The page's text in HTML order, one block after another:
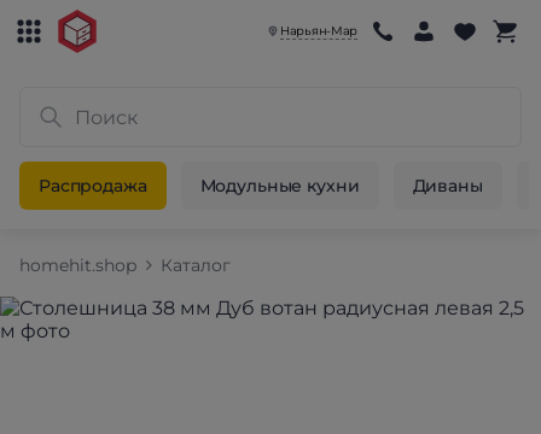
Нарьян-Мар
Распродажа Модульные кухни Диваны
homehit.shop Каталог